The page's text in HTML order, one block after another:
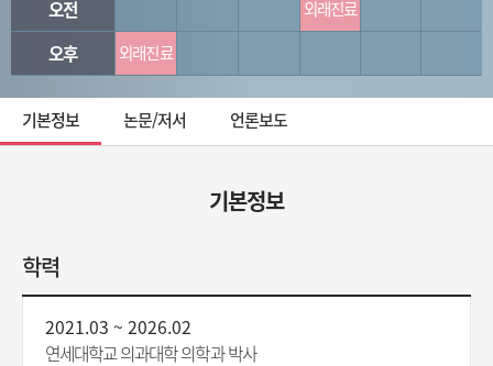
오전
외래진료
오후 외래진료
기본정보 논문/저서 언론보도
기본정보
학력
2021.03 ~ 2026.02
연세대학교 의과대학 의학과 박사